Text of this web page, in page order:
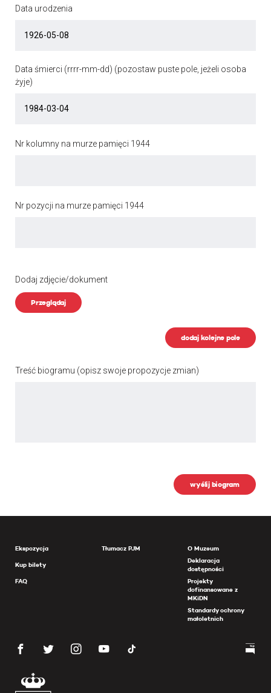
Data urodzenia
Data śmierci (rrrr-mm-dd) (pozostaw puste pole, jeżeli osoba
żyje)
Nr kolumny na murze pamięci 1944
Nr pozycji na murze pamięci 1944
Dodaj zdjęcie/dokument
Przeglądaj
dodaj kolejne pole
Treść biogramu (opisz swoje propozycje zmian)
wyślij biogram
Ekspozycja
Kup bilety
FAQ
Tłumacz PJM
O Muzeum
Deklaracja
dostępności
Projekty
dofinansowane z
MKiDN
Standardy ochrony
małoletnich